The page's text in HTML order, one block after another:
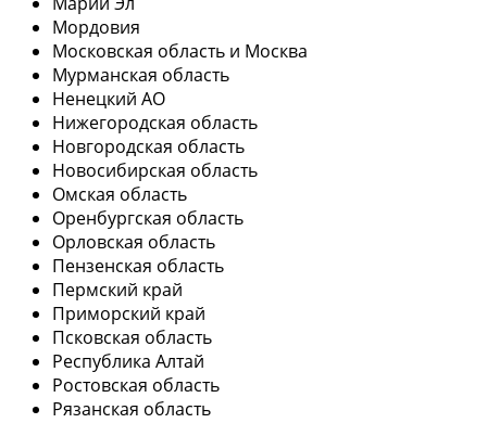
Мордовия
Московская область и Москва
Мурманская область
Ненецкий АО
Нижегородская область
Новгородская область
Новосибирская область
Омская область
Оренбургская область
Орловская область
Пензенская область
Пермский край
Приморский край
Псковская область
Республика Алтай
Ростовская область
Рязанская область